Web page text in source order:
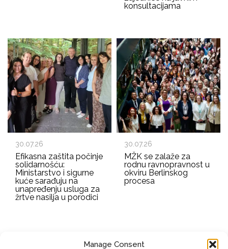
Manage Consent
konsultacijama
30.07.26
Efikasna zaštita počinje
solidarnošću:
Ministarstvo i sigurne
kuće sarađuju na
unapređenju usluga za
žrtve nasilja u porodici
30.07.26
MŽK se zalaže za
rodnu ravnopravnost u
okviru Berlinskog
procesa